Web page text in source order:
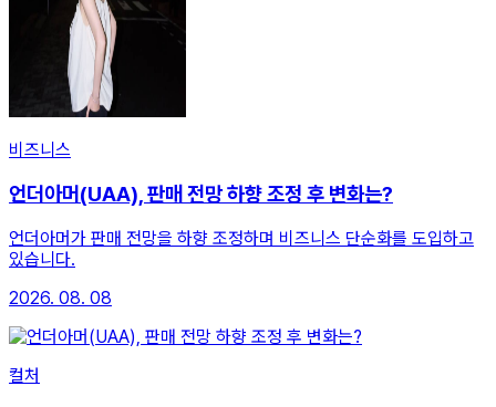
비즈니스
언더아머(UAA), 판매 전망 하향 조정 후 변화는?
언더아머가 판매 전망을 하향 조정하며 비즈니스 단순화를 도입하고
있습니다.
2026. 08. 08
컬처